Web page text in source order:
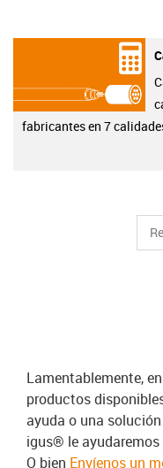
fabricantes en 7
Lamentablemente,
productos
ayuda o una
igus® le
O bien Envíenos un